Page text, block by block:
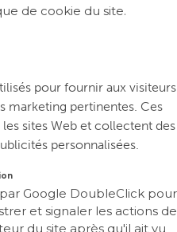
de cookie du site.
pour fournir aux visiteurs
marketing pertinentes. Ces
sites Web et collectent des
personnalisées.
Google DoubleClick pour
et signaler les actions de
du site après qu'il ait vu